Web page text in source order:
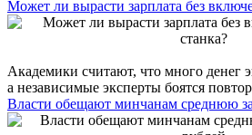
Может ли вырасти зарплата без
Академики считают, что много денег
а независимые эксперты боятся
Власти обещают минчанам среднюю